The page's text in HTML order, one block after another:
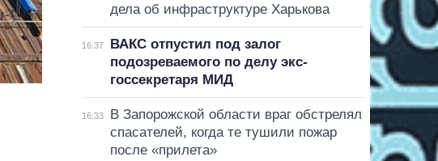
дела об инфраструктуре Харькова
16:37
ВАКС отпустил под залог
подозреваемого по делу экс-
госсекретаря МИД
16:33
В Запорожской области враг обстрелял
спасателей, когда те тушили пожар
после «прилета»